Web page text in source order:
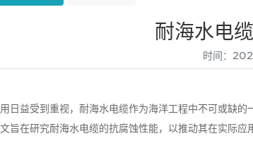
耐海水电
时间：
日益受到重视，耐海水电缆作为海洋工程中不可或缺
旨在研究耐海水电缆的抗腐蚀性能，以推动其在实际应